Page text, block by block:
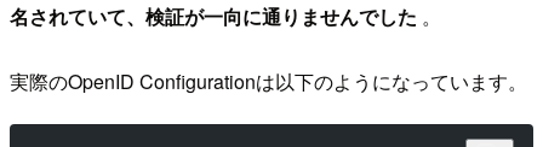
名されていて、検証が一向に通りませんでした 。
実際のOpenID Configurationは以下のようになっています。